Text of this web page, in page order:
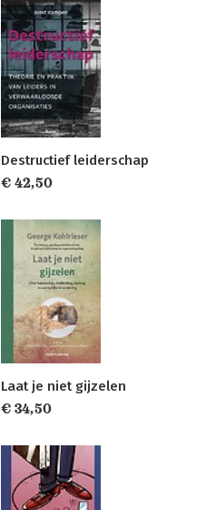
Destructief leiderschap
€ 42,50
Laat je niet gijzelen
€ 34,50